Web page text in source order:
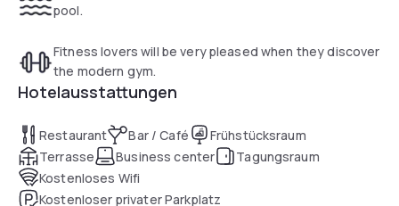
pool.
Fitness lovers will be very pleased when they discover
the modern gym.
Hotelausstattungen
Restaurant Bar / Café
Frühstücksraum
Terrasse
Business center
Tagungsraum
Kostenloses Wifi
Kostenloser privater Parkplatz